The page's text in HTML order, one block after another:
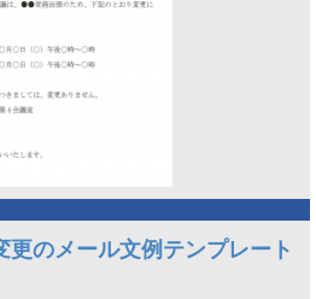
更のメール文例テンプレート